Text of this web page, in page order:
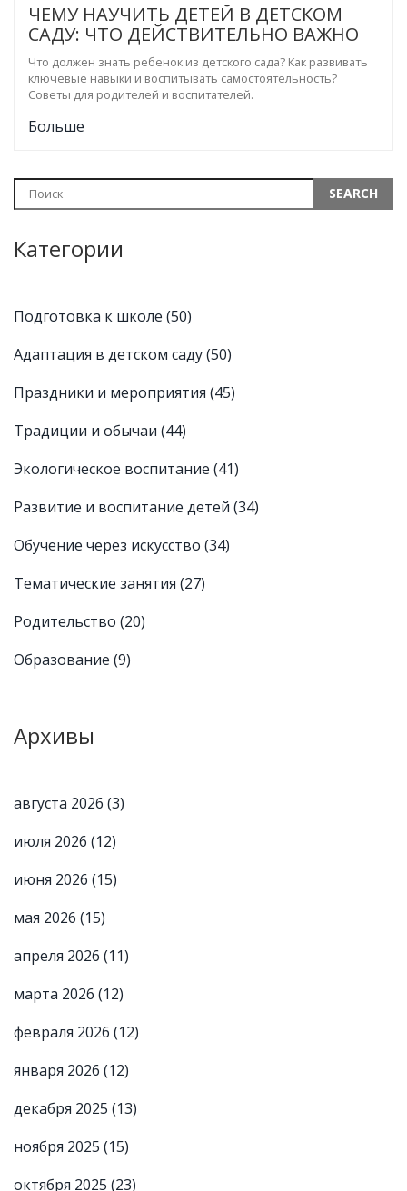
ЧЕМУ НАУЧИТЬ ДЕТЕЙ В ДЕТСКОМ
САДУ: ЧТО ДЕЙСТВИТЕЛЬНО ВАЖНО
Что должен знать ребенок из детского сада? Как развивать
ключевые навыки и воспитывать самостоятельность?
Советы для родителей и воспитателей.
Больше
Категории
Подготовка к школе (50)
Адаптация в детском саду(50)
Праздники и мероприятия (45)
Традиции и обычаи (44)
Экологическое воспитание (41)
Развитие и воспитание детей (34)
Обучение через искусство (34)
Тематические занятия (27)
Родительство (20)
Образование (9)
Архивы
августа 2026 (3)
июля 2026 (12)
июня 2026 (15)
мая 2026 (15)
апреля 2026 (11)
марта 2026 (12)
февраля 2026 (12)
января 2026 (12)
декабря 2025 (13)
ноября 2025 (15)
октября 2025 (23)